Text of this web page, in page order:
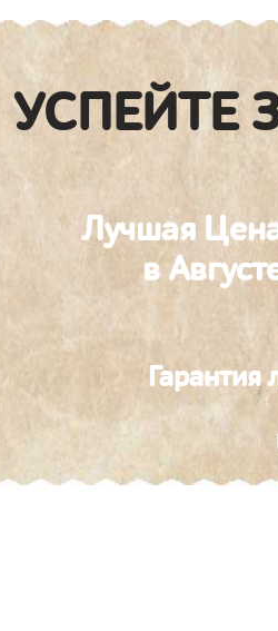
УСПЕЙТЕ
Лучшая
в